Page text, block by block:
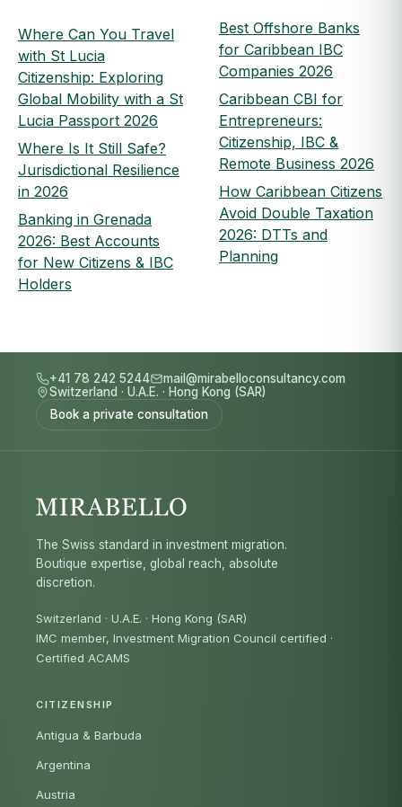
Where Can You Travel
with St Lucia
Citizenship: Exploring
Global Mobility with a St
Lucia Passport 2026
Where Is It Still Safe?
Jurisdictional Resilience
in 2026
Banking in Grenada
2026: Best Accounts
for New Citizens & IBC
Holders
Best Offshore Banks
for Caribbean IBC
Companies 2026
Caribbean CBI for
Entrepreneurs:
Citizenship, IBC &
Remote Business 2026
How Caribbean Citizens
Avoid Double Taxation
2026: DTTs and
Planning
+41 78 242 5244
mail@mirabelloconsultancy.com
Switzerland · U.A.E. · Hong Kong (SAR)
Book a private consultation
The Swiss standard in investment migration.
Boutique expertise, global reach, absolute
discretion.
Switzerland · U.A.E. · Hong Kong (SAR)
IMC member, Investment Migration Council certified ·
Certified ACAMS
CITIZENSHIP
Antigua & Barbuda
Argentina
Austria